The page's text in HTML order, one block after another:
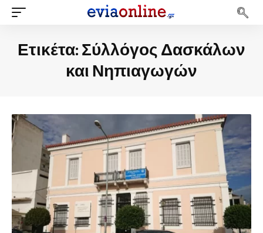
Ετικέτα: Σύλλόγος Δασκάλων
και Νηπιαγωγών